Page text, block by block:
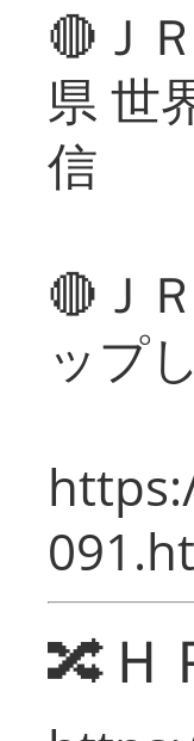
🔴Ｊ
県 世
信
🔴Ｊ
ップ
🔀Ｈ